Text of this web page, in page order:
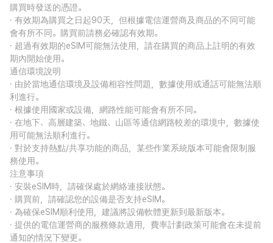
購買時發送的憑證。
· 有效期為購買之日起90天，但根據電信運營商及商品的不同可能
會有所不同。購買前請務必確認有效期。
· 超過有效期的eSIM可能無法使用，請在購買的商品上註明的有效
期內開始使用。
通信環境說明
· 由於當地通信環境及設備相容性問題，數據使用或通話可能無法順
利進行。
· 根據使用國家或設備，網路性能可能會有所不同。
· 在地下、高層建築、地鐵、山區等通信網路較差的環境中，數據使
用可能無法順利進行。
· 對於支持熱點/共享功能的商品，某些作業系統版本可能會限制服
務使用。
注意事項
· 安裝eSIM時，請確保處於網絡連接狀態。
· 購買前，請確認您的設備是否支持eSIM。
· 為確保eSIM順利使用，建議將設備軟體更新到最新版本。
· 提供的電信運營商的服務條款適用，費率計劃政策可能會在未提前
通知的情況下變更。